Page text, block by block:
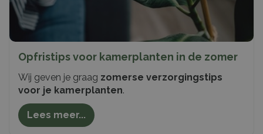
Opfristips voor kamerplanten in de zomer
Wij geven je graag zomerse verzorgingstips
voor je kamerplanten.
Lees meer...